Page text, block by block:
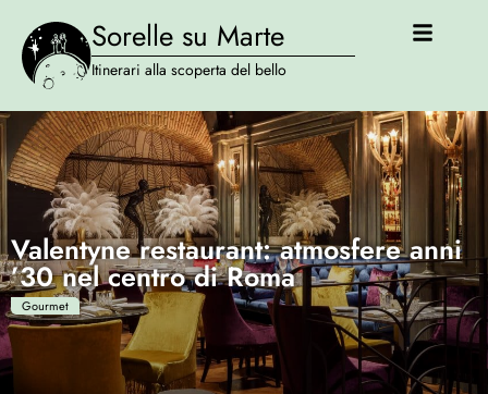
Sorelle su Marte
Itinerari alla scoperta del bello
Valentyne restaurant: atmosfere anni
’30 nel centro di Roma
Gourmet